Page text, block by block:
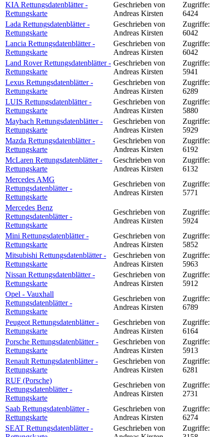
KIA Rettungsdatenblätter -
Rettungskarte
Geschrieben von
Andreas Kirsten
Zugriffe:
6424
Lada Rettungsdatenblätter -
Rettungskarte
Geschrieben von
Andreas Kirsten
Zugriffe:
6042
Lancia Rettungsdatenblätter -
Rettungskarte
Geschrieben von
Andreas Kirsten
Zugriffe:
6042
Land Rover Rettungsdatenblätter -
Rettungskarte
Geschrieben von
Andreas Kirsten
Zugriffe:
5941
Lexus Rettungsdatenblätter -
Rettungskarte
Geschrieben von
Andreas Kirsten
Zugriffe:
6289
LUIS Rettungsdatenblätter -
Rettungskarte
Geschrieben von
Andreas Kirsten
Zugriffe:
5880
Maybach Rettungsdatenblätter -
Rettungskarte
Geschrieben von
Andreas Kirsten
Zugriffe:
5929
Mazda Rettungsdatenblätter -
Rettungskarte
Geschrieben von
Andreas Kirsten
Zugriffe:
6192
McLaren Rettungsdatenblätter -
Rettungskarte
Geschrieben von
Andreas Kirsten
Zugriffe:
6132
Mercedes AMG
Rettungsdatenblätter -
Rettungskarte
Geschrieben von
Andreas Kirsten
Zugriffe:
5771
Mercedes Benz
Rettungsdatenblätter -
Rettungskarte
Geschrieben von
Andreas Kirsten
Zugriffe:
5924
Mini Rettungsdatenblätter -
Rettungskarte
Geschrieben von
Andreas Kirsten
Zugriffe:
5852
Mitsubishi Rettungsdatenblätter -
Rettungskarte
Geschrieben von
Andreas Kirsten
Zugriffe:
5963
Nissan Rettungsdatenblätter -
Rettungskarte
Geschrieben von
Andreas Kirsten
Zugriffe:
5912
Opel - Vauxhall
Rettungsdatenblätter -
Rettungskarte
Geschrieben von
Andreas Kirsten
Zugriffe:
6789
Peugeot Rettungsdatenblätter -
Rettungskarte
Geschrieben von
Andreas Kirsten
Zugriffe:
6164
Porsche Rettungsdatenblätter -
Rettungskarte
Geschrieben von
Andreas Kirsten
Zugriffe:
5913
Renault Rettungsdatenblätter -
Rettungskarte
Geschrieben von
Andreas Kirsten
Zugriffe:
6281
RUF (Porsche)
Rettungsdatenblätter -
Rettungskarte
Geschrieben von
Andreas Kirsten
Zugriffe:
2731
Saab Rettungsdatenblätter -
Rettungskarte
Geschrieben von
Andreas Kirsten
Zugriffe:
6274
SEAT Rettungsdatenblätter -
Geschrieben von
Zugriffe: